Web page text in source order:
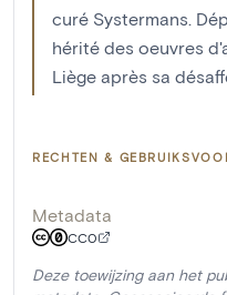
curé Systermans.
hérité des oeuvres
Liège après sa
RECHTEN &
Metadata
CC0
Deze toewijzing aan het